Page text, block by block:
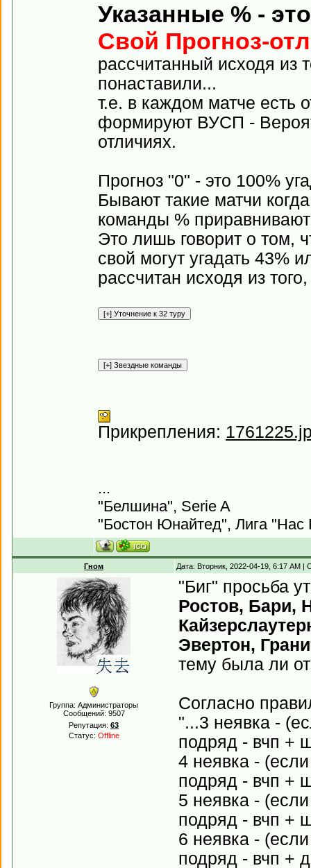
Указанные % -
Свой Прогноз-
рассчитанный исходя из
понаставили...
т.е. в каждом матче есть
формируют ВУСП -
отличиях.
Прогноз "0" - это 100%
Бывают такие матчи
команды %
Это лишь говорит о том,
свой могут угадать 43%
рассчитан исходя из
Прикрепления:
...
"Белшина", Serie A
"Бостон Юнайтед", Лига "Нас
Гном Дата: Вторник, 2022-04-19, 6:17 AM
Группа: Администраторы
Сообщений: 9507
Репутация: 63
Статус: Offline
"Биг" просьба
Ростов, Бари,
Эвертон,
тему была ли
Согласно
"...3 неявка -
подряд - вчп +
4 неявка -
подряд - вчп +
5 неявка -
подряд - вчп +
6 неявка -
подряд - вчп +